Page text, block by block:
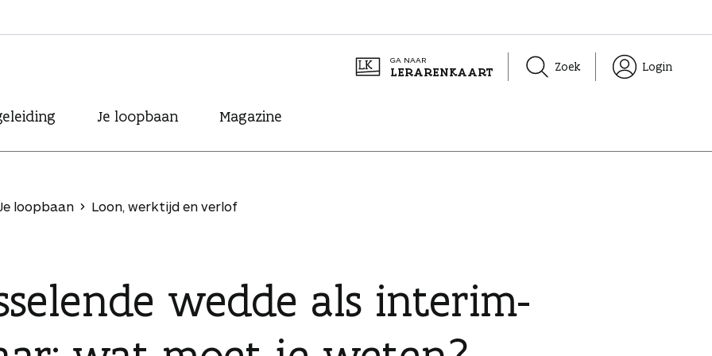
GA NAAR
LERARENKAART Zoek Login
Je loopbaan Magazine
loopbaan Loon, werktijd en verlof
wedde als interim-